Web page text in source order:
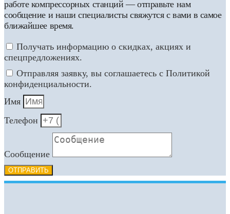
работе компрессорных станций — отправьте нам
сообщение и наши специалисты свяжутся с вами в самое
ближайшее время.
Получать информацию о скидках, акциях и
спецпредложениях.
Отправляя заявку, вы соглашаетесь с Политикой
конфиденциальности.
Имя
Телефон
Сообщение
ОТПРАВИТЬ